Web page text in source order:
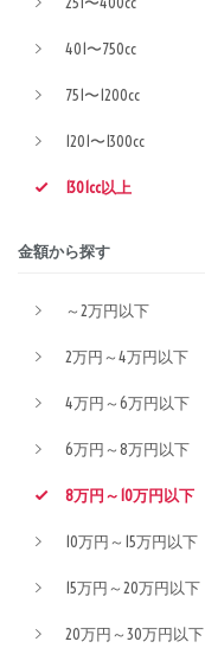
401〜750cc
751〜1200cc
1201〜1300cc
1301cc以上
金額から探す
～2万円以下
2万円～4万円以下
4万円～6万円以下
6万円～8万円以下
8万円～10万円以下
10万円～15万円以下
15万円～20万円以下
20万円～30万円以下